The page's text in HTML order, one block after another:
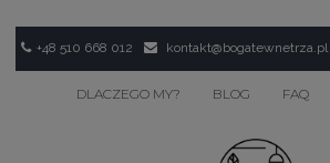
+48 510 668 012 kontakt@bogatewnetrza.pl
DLACZEGO MY? BLOG FAQ